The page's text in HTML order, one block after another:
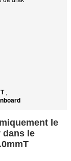
,
le
dans le